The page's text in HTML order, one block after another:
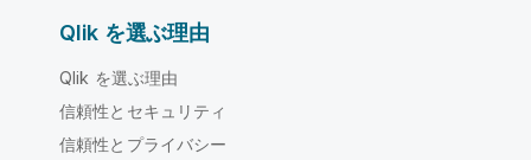
Qlik を選ぶ理由
Qlik を選ぶ理由
信頼性とセキュリティ
信頼性とプライバシー